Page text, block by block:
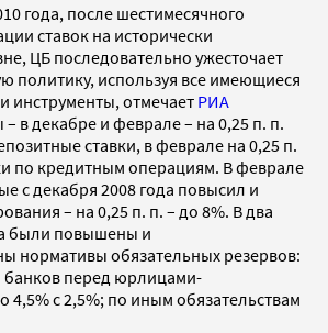
года, после шестимесячного
ставок на исторически
ЦБ последовательно ужесточает
политику, используя все имеющиеся
инструменты, отмечает РИА
в декабре и феврале – на 0,25 п. п.
ставки, в феврале на 0,25 п.
по кредитным операциям. В феврале
с декабря 2008 года повысил и
– на 0,25 п. п. – до 8%. В два
были повышены и
нормативы обязательных резервов:
банков перед юрлицами-
4,5% с 2,5%; по иным обязательствам